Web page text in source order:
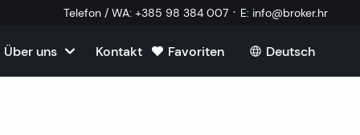
Telefon / WA: +385 98 384 007 · E: info@broker.hr
Über uns Kontakt Favoriten Deutsch
Alle ansehen